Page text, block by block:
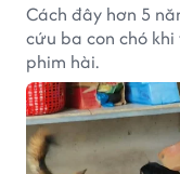
Cách đây hơn 5
cứu ba con chó
phim hài.